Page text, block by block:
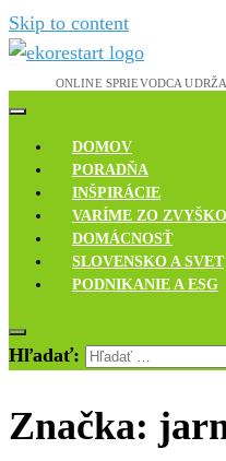
Skip to content
Ekoreštart
Novinky, rozhovory a
DOMOV
PORADŇA
INŠPIRÁCIE
VARÍME ZO
DOMÁCNOSŤ
SLOVENSKO A SVET
PODNIKANIE A ESG
Hľadať:
Značka: